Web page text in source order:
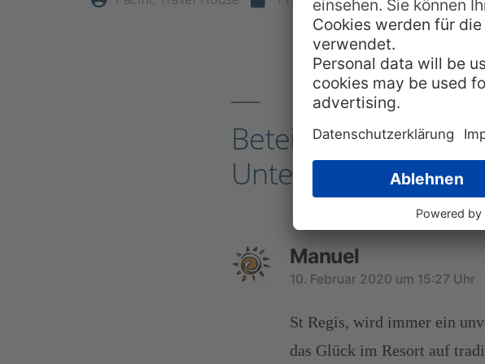
Beteilige dich an der
Unterhaltung
Manuel
10. Februar 2020 um 15:27 Uhr
St Regis, wird immer ein
das Glück im Resort auf